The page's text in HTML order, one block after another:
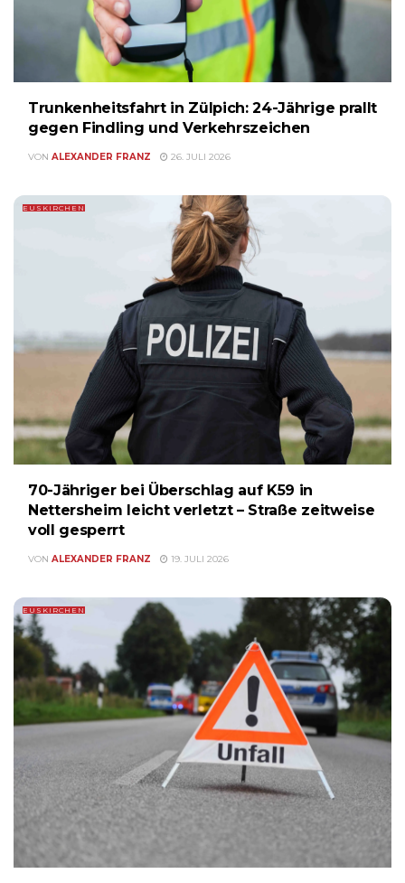
Trunkenheitsfahrt in Zülpich: 24-Jährige prallt
gegen Findling und Verkehrszeichen
VON ALEXANDER FRANZ 26. JULI 2026
EUSKIRCHEN
70-Jähriger bei Überschlag auf K59 in
Nettersheim leicht verletzt – Straße zeitweise
voll gesperrt
VON ALEXANDER FRANZ 19. JULI 2026
EUSKIRCHEN